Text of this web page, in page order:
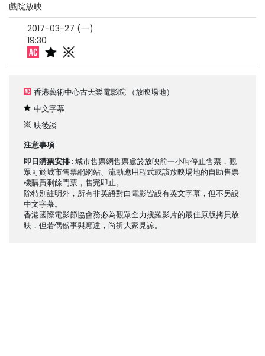
戲院放映
2017-03-27 (一)
19:30
香港藝術中心古天樂電影院 （放映場地）
中文字幕
映後談
注意事項
即日購票安排 : 城市售票網售票處於放映前一小時停止售票，觀
眾可於城市售票網網站、流動應用程式或該放映場地的自助售票
機購買剩餘門票，售完即止。
除特別註明外，所有非英語對白電影皆設有英文字幕，但不另設
中文字幕。
香港國際電影節協會務必為觀眾全力搜羅影片的最佳原版拷貝放
映，但若偶然事與願違，尚祈大家見諒。